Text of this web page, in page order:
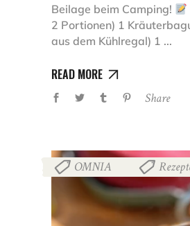
Beilage beim Camping!
2 Portionen) 1
aus dem Kühlregal) 1
READ MORE
Share
OMNIA